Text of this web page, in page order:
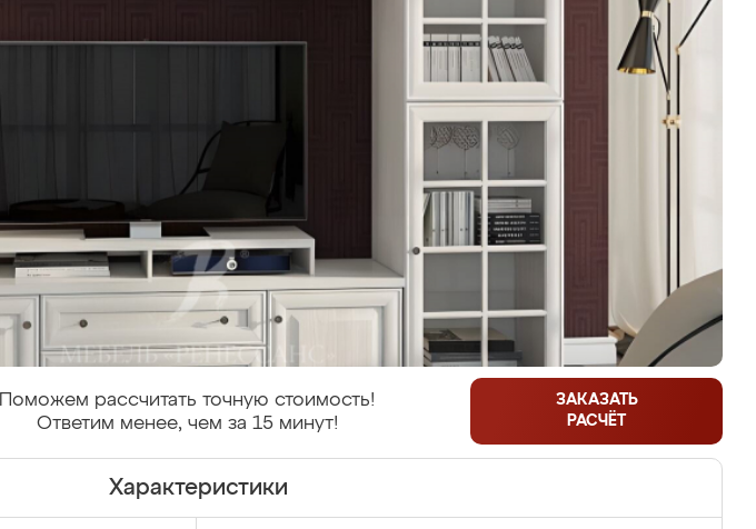
Поможем рассчитать точную стоимость!
Ответим менее, чем за 15 минут!
ЗАКАЗАТЬ
РАСЧЁТ
Характеристики